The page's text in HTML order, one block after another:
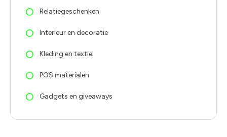
Relatiegeschenken
Interieur en decoratie
Kleding en textiel
POS materialen
Gadgets en giveaways